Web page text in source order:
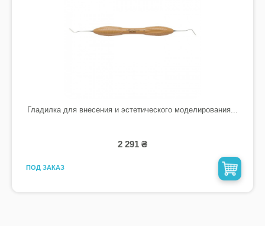
Гладилка для внесения и эстетического моделирования...
2 291 ₴
ПОД ЗАКАЗ